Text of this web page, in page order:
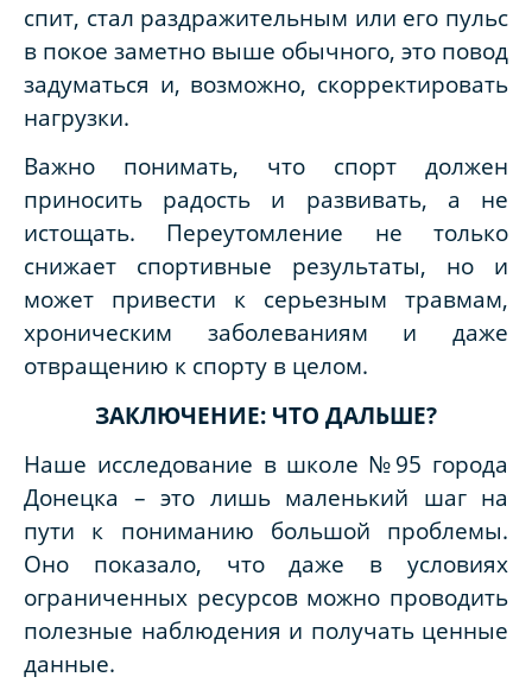
спит, стал раздражительным или его пульс
в покое заметно выше обычного, это повод
задуматься и, возможно, скорректировать
нагрузки.
Важно понимать, что спорт должен
приносить радость и развивать, а не
истощать. Переутомление не только
снижает спортивные результаты, но и
может привести к серьезным травмам,
хроническим заболеваниям и даже
отвращению к спорту в целом.
ЗАКЛЮЧЕНИЕ: ЧТО ДАЛЬШЕ?
Наше исследование в школе №95 города
Донецка – это лишь маленький шаг на
пути к пониманию большой проблемы.
Оно показало, что даже в условиях
ограниченных ресурсов можно проводить
полезные наблюдения и получать ценные
данные.